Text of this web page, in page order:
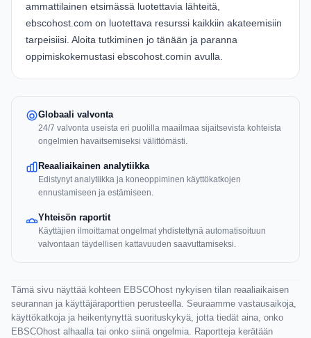
ammattilainen etsimässä luotettavia lähteitä,
ebscohost.com on luotettava resurssi kaikkiin akateemisiin
tarpeisiisi. Aloita tutkiminen jo tänään ja paranna
oppimiskokemustasi ebscohost.comin avulla.
Globaali valvonta
24/7 valvonta useista eri puolilla maailmaa sijaitsevista kohteista
ongelmien havaitsemiseksi välittömästi.
Reaaliaikainen analytiikka
Edistynyt analytiikka ja koneoppiminen käyttökatkojen
ennustamiseen ja estämiseen.
Yhteisön raportit
Käyttäjien ilmoittamat ongelmat yhdistettynä automatisoituun
valvontaan täydellisen kattavuuden saavuttamiseksi.
Tämä sivu näyttää kohteen EBSCOhost nykyisen tilan reaaliaikaisen
seurannan ja käyttäjäraporttien perusteella. Seuraamme vastausaikoja,
käyttökatkoja ja heikentynyttä suorituskykyä, jotta tiedät aina, onko
EBSCOhost alhaalla tai onko siinä ongelmia. Raportteja kerätään